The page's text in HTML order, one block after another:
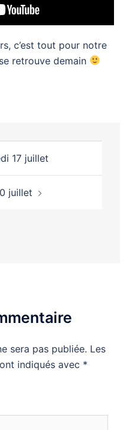
c’est tout pour notre
retrouve demain
17 juillet
juillet
sera pas publiée. Les
indiqués avec *